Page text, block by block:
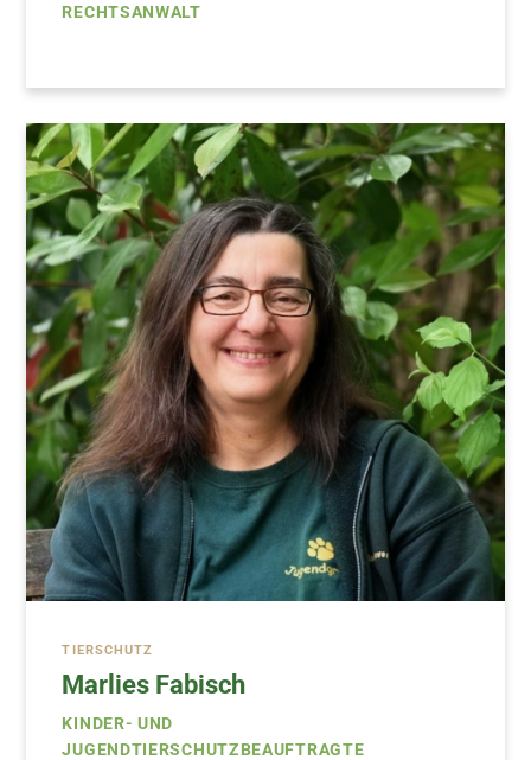
RECHTSANWALT
TIERSCHUTZ
Marlies Fabisch
KINDER- UND
JUGENDTIERSCHUTZBEAUFTRAGTE